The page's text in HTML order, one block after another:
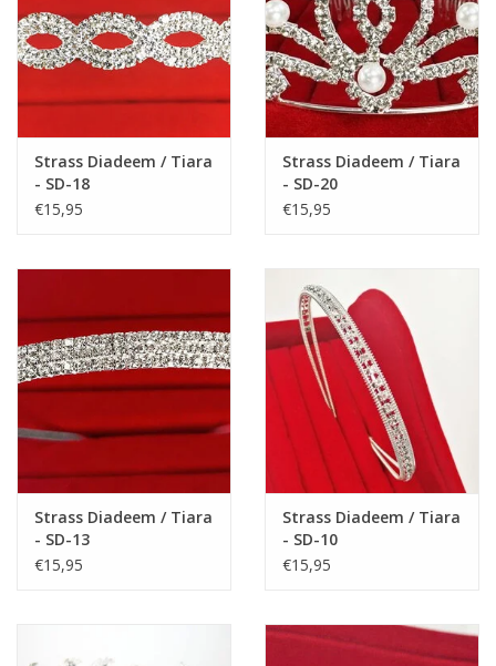
Maat 36: 23,5 cm
LET OP: Onze schoentjes zijn alleen geschikt voor kinderen,
Strass Diadeem / Tiara
- SD-18
€15,95
Strass Diadeem / Tiara
- SD-20
€15,95
Strass Diadeem / Tiara
- SD-13
€15,95
Strass Diadeem / Tiara
- SD-10
€15,95